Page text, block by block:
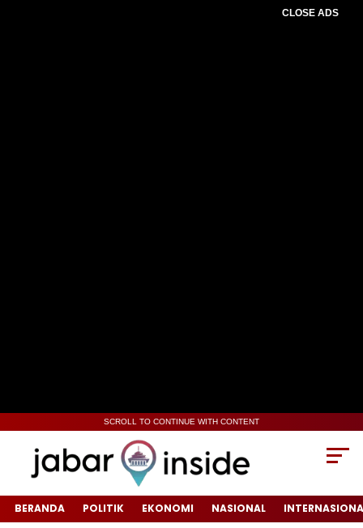
CLOSE ADS
SCROLL TO CONTINUE WITH CONTENT
BERANDA POLITIK EKONOMI NASIONAL